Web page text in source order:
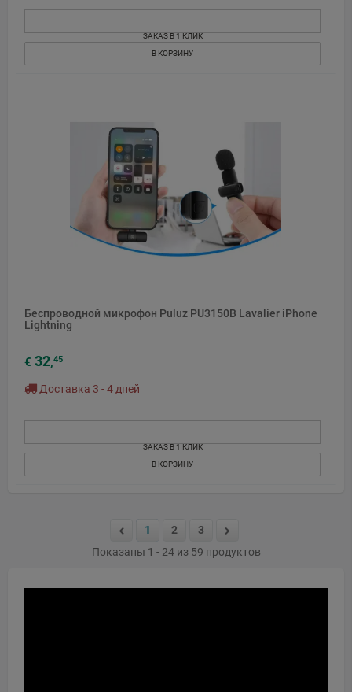
ЗАКАЗ В 1 КЛИК
В КОРЗИНУ
Беспроводной микрофон Puluz PU3150B Lavalier iPhone
Lightning
€ 32,45
Доставка 3 - 4 дней
ЗАКАЗ В 1 КЛИК
В КОРЗИНУ
1 2
3
Показаны 1 - 24 из 59 продуктов